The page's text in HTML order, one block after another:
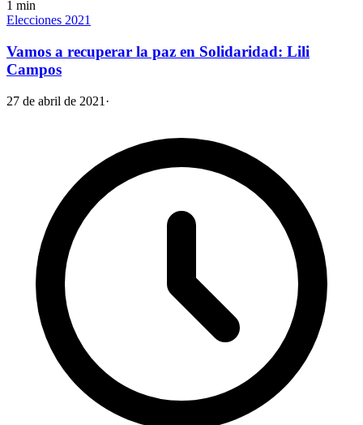
1 min
Elecciones 2021
Vamos a recuperar la paz en Solidaridad: Lili
Campos
27 de abril de 2021 ·